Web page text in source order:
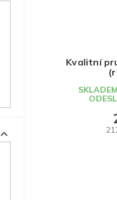
Kvalitní